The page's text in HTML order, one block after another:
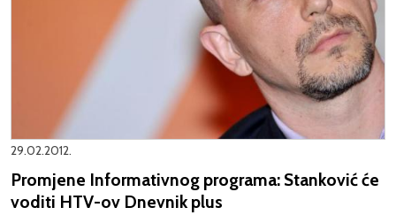
29.02.2012.
Promjene Informativnog programa: Stanković će
voditi HTV-ov Dnevnik plus